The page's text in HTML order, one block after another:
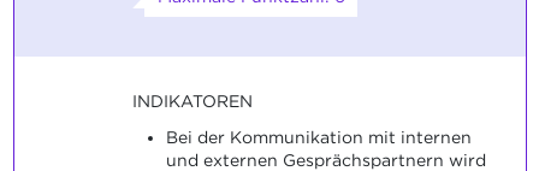
INDIKATOREN
Bei der Kommunikation mit internen
und externen Gesprächspartnern wird